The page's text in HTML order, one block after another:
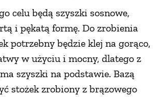
celu będą szyszki sosnowe,
i pękatą formę. Do zrobienia
potrzebny będzie klej na gorąco,
w użyciu i mocny, dlatego z
szyszki na podstawie. Bazą
stożek zrobiony z brązowego
PRZETWORY
INNE